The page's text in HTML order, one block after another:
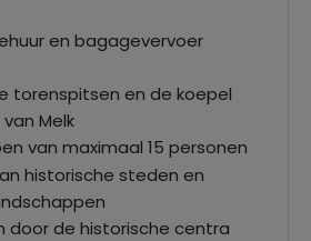
en bagagevervoer
torenspitsen en de koepel
Melk
van maximaal 15 personen
historische steden en
door de historische centra